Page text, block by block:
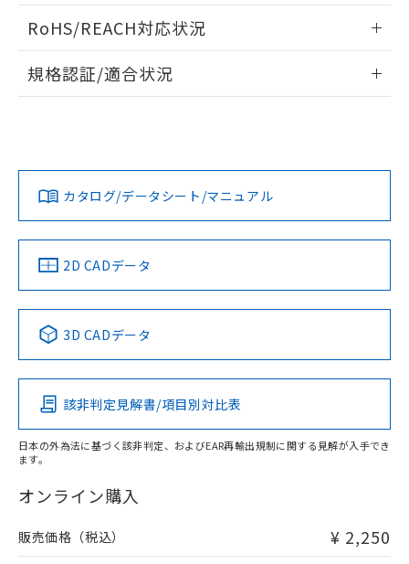
ドすることができます。
ログイン/会員登録
ダウンロードデータをご利用いただく前に、以下を必ずお読
みください。
ソフトウェアの使用条件
RoHS/REACH対応状況
EU RoHS 注意事項・凡例
対応済み
中国 RoHS 注意事項・凡例
Pb Hg Cd Cr(VI)
O
在庫等で未対応品が混在する可能性があります。
問い合わせください。
規格認証/適合状況
LR型式承認
（イギリス
船舶規格）
DNV型式承認
（ノルウェー
BV型式承認
（フランス
KR型式
（韓国
No No No No
この製品の規格認証/適合状況ページへ
その他の認証はこちらのページからご検索ください
カタログ/データシート/マニュアル
2D CADデータ
3D CADデータ
該非判定見解書/項目別対比表
日本の外為法に基づく該非判定、およびEAR再輸出規制に関する見解が入手でき
ます。
オンライン購入
販売価格（税込） ¥ 2,250
既に当社にて対応品への在庫切替を完了
していることから、特段のことがない限
り、2022年1月12日より割愛しておりま
す。